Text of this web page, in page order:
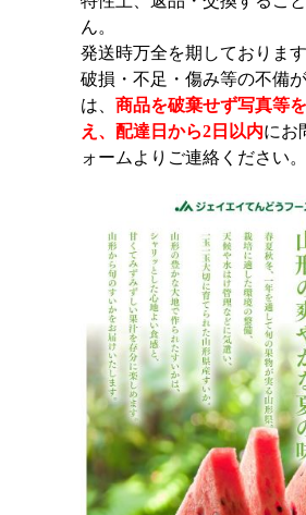
ん。
発送時万全を期しておりま
破損・不足・傷み等の不備
は、 商品を破棄せず写真等
え、配達日から2日以内にお
ォームよりご連絡ください。